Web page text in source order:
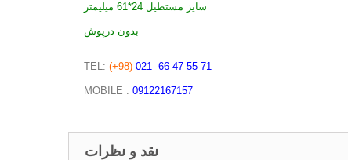
سایز مستطیل 24*61 میلیمتر
بدون درپوش
TEL: (+98) 021 66 47 55 71
MOBILE : 09122167157
نقد و نظرات